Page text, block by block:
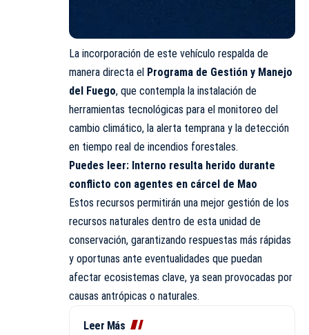
La incorporación de este vehículo respalda de
manera directa el Programa de Gestión y Manejo
del Fuego, que contempla la instalación de
herramientas tecnológicas para el monitoreo del
cambio climático, la alerta temprana y la detección
en tiempo real de incendios forestales.
Puedes leer: Interno resulta herido durante
conflicto con agentes en cárcel de Mao
Estos recursos permitirán una mejor gestión de los
recursos naturales dentro de esta unidad de
conservación, garantizando respuestas más rápidas
y oportunas ante eventualidades que puedan
afectar ecosistemas clave, ya sean provocadas por
causas antrópicas o naturales.
Leer Más